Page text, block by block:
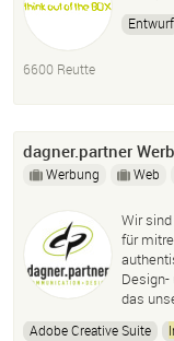
Entwurf
6600 Reutte
dagner.partner
Werbung Web
Wir
für
das
Adobe Creative Suite